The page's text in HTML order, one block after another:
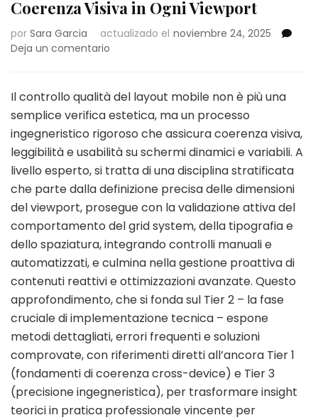
Coerenza Visiva in Ogni Viewport
por Sara Garcia actualizado el noviembre 24, 2025
Deja un comentario
Controllo
Qualità
del
Layout
Mobile
Avanzato:
Processi
Tecnici
e
Best
Practice
per
Garantire
Coerenza
Visiva
in
Ogni
Viewport
Il controllo qualità del layout mobile non è più una
semplice verifica estetica, ma un processo
ingegneristico rigoroso che assicura coerenza visiva,
leggibilità e usabilità su schermi dinamici e variabili. A
livello esperto, si tratta di una disciplina stratificata
che parte dalla definizione precisa delle dimensioni
del viewport, prosegue con la validazione attiva del
comportamento del grid system, della tipografia e
dello spaziatura, integrando controlli manuali e
automatizzati, e culmina nella gestione proattiva di
contenuti reattivi e ottimizzazioni avanzate. Questo
approfondimento, che si fonda sul Tier 2 – la fase
cruciale di implementazione tecnica – espone
metodi dettagliati, errori frequenti e soluzioni
comprovate, con riferimenti diretti all’ancora Tier 1
(fondamenti di coerenza cross-device) e Tier 3
(precisione ingegneristica), per trasformare insight
teorici in pratica professionale vincente per